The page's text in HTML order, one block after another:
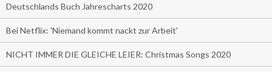
Deutschlands Buch Jahrescharts 2020
Bei Netflix: 'Niemand kommt nackt zur Arbeit'
NICHT IMMER DIE GLEICHE LEIER: Christmas Songs 2020